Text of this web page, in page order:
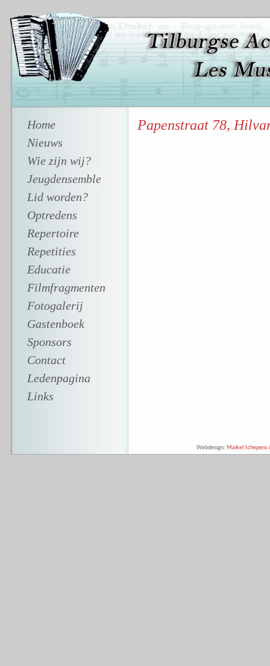
Home
Nieuws
Wie zijn wij?
Jeugdensemble
Lid worden?
Optredens
Repertoire
Repetities
Educatie
Filmfragmenten
Fotogalerij
Gastenboek
Sponsors
Contact
Ledenpagina
Links
Papenstraat 78,
Webdesign: Maikel Schepens